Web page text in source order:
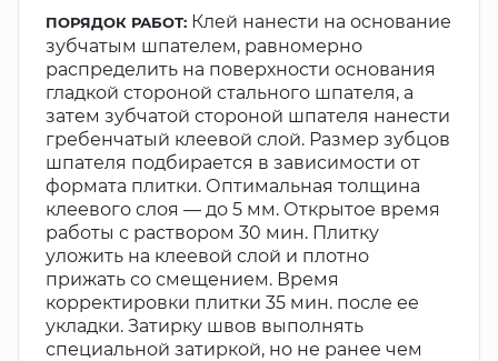
ПОРЯДОК РАБОТ: Клей нанести на основание
зубчатым шпателем, равномерно
распределить на поверхности основания
гладкой стороной стального шпателя, а
затем зубчатой стороной шпателя нанести
гребенчатый клеевой слой. Размер зубцов
шпателя подбирается в зависимости от
формата плитки. Оптимальная толщина
клеевого слоя — до 5 мм. Открытое время
работы с раствором 30 мин. Плитку
уложить на клеевой слой и плотно
прижать со смещением. Время
корректировки плитки 35 мин. после ее
укладки. Затирку швов выполнять
специальной затиркой, но не ранее чем